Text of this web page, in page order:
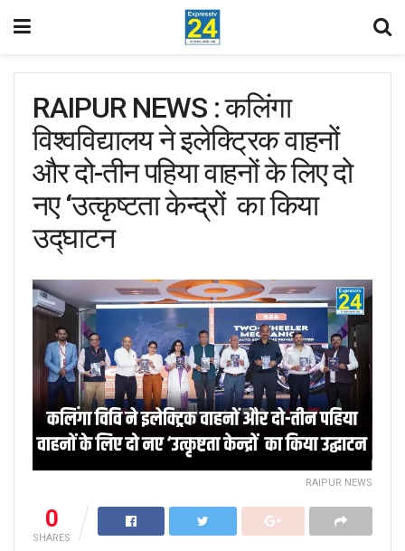
RAIPUR NEWS : कलिंगा
विश्वविद्यालय ने इलेक्ट्रिक वाहनों
और दो-तीन पहिया वाहनों के लिए दो
नए ‘उत्कृष्टता केन्द्रों का किया
उद्घाटन
RAIPUR NEWS
0
SHARES